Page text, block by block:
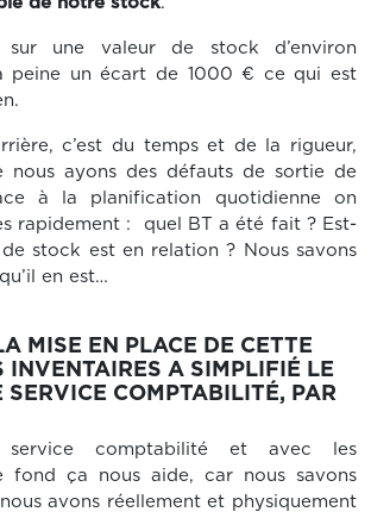
sur une valeur de stock d’environ
peine un écart de 1000 € ce qui est
c’est du temps et de la rigueur,
nous ayons des défauts de sortie de
à la planification quotidienne on
rapidement : quel BT a été fait ? Est-
stock est en relation ? Nous savons
en est…
MISE EN PLACE DE CETTE
INVENTAIRES A SIMPLIFIÉ LE
SERVICE COMPTABILITÉ, PAR
comptabilité et avec les
fond ça nous aide, car nous savons
avons réellement et physiquement